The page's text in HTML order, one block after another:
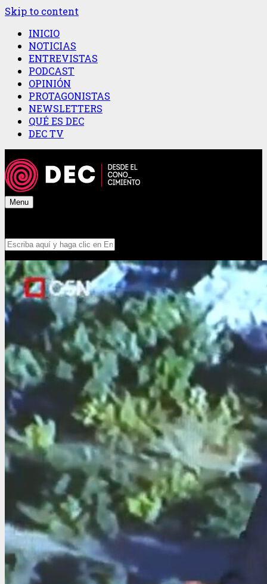
Skip to content
INICIO
NOTICIAS
ENTREVISTAS
PODCAST
OPINIÓN
PROTAGONISTAS
NEWSLETTERS
QUÉ ES DEC
DEC TV
Menu